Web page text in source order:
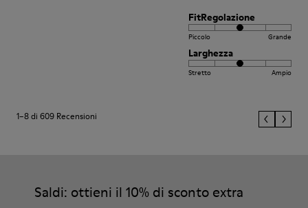
FitRegolazione
Piccolo Grande
Larghezza
Stretto Ampio
1–8 di 609 Recensioni
Saldi: ottieni il 10% di sconto extra